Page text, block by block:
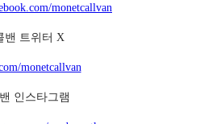
monetcallvan
밴 트위터 X
monetcallvan
인스타그램